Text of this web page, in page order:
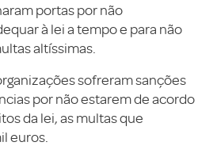
portas por não
à lei a tempo e para não
altíssimas.
sofreram sanções
por não estarem de acordo
da lei, as multas que
euros.